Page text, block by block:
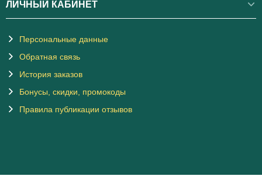
ЛИЧНЫЙ КАБИНЕТ
Персональные данные
Обратная связь
История заказов
Бонусы, скидки, промокоды
Правила публикации отзывов